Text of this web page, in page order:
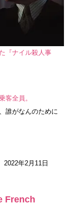
『ナイル殺人事
客全員。
誰がなんのために
2022年2月11日
French